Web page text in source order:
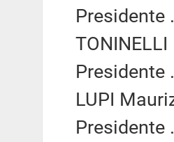
Presidente
Presidente
LUPI
Presidente